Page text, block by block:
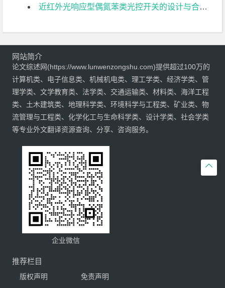
近红外光响应型偶氮苯类光控开关的设计与合成文献综述

网站简介
论文综述网(https://www.lunwenzongshu.com)提供超过100万的
计算机类、电子信息类、机械机电类、理工学类、经济学类、管
理学类、文学教育类、法学类、交通运输类、材料类、海洋工程
类、土木建筑类、地理科学类、环境科学与工程类、矿业类、物
流管理与工程类、化学化工与生命科学类、设计学类、社会学类
等专业外文翻译资源查询、分享、咨询服务。
企业微信
推荐栏目
版权声明 免责声明